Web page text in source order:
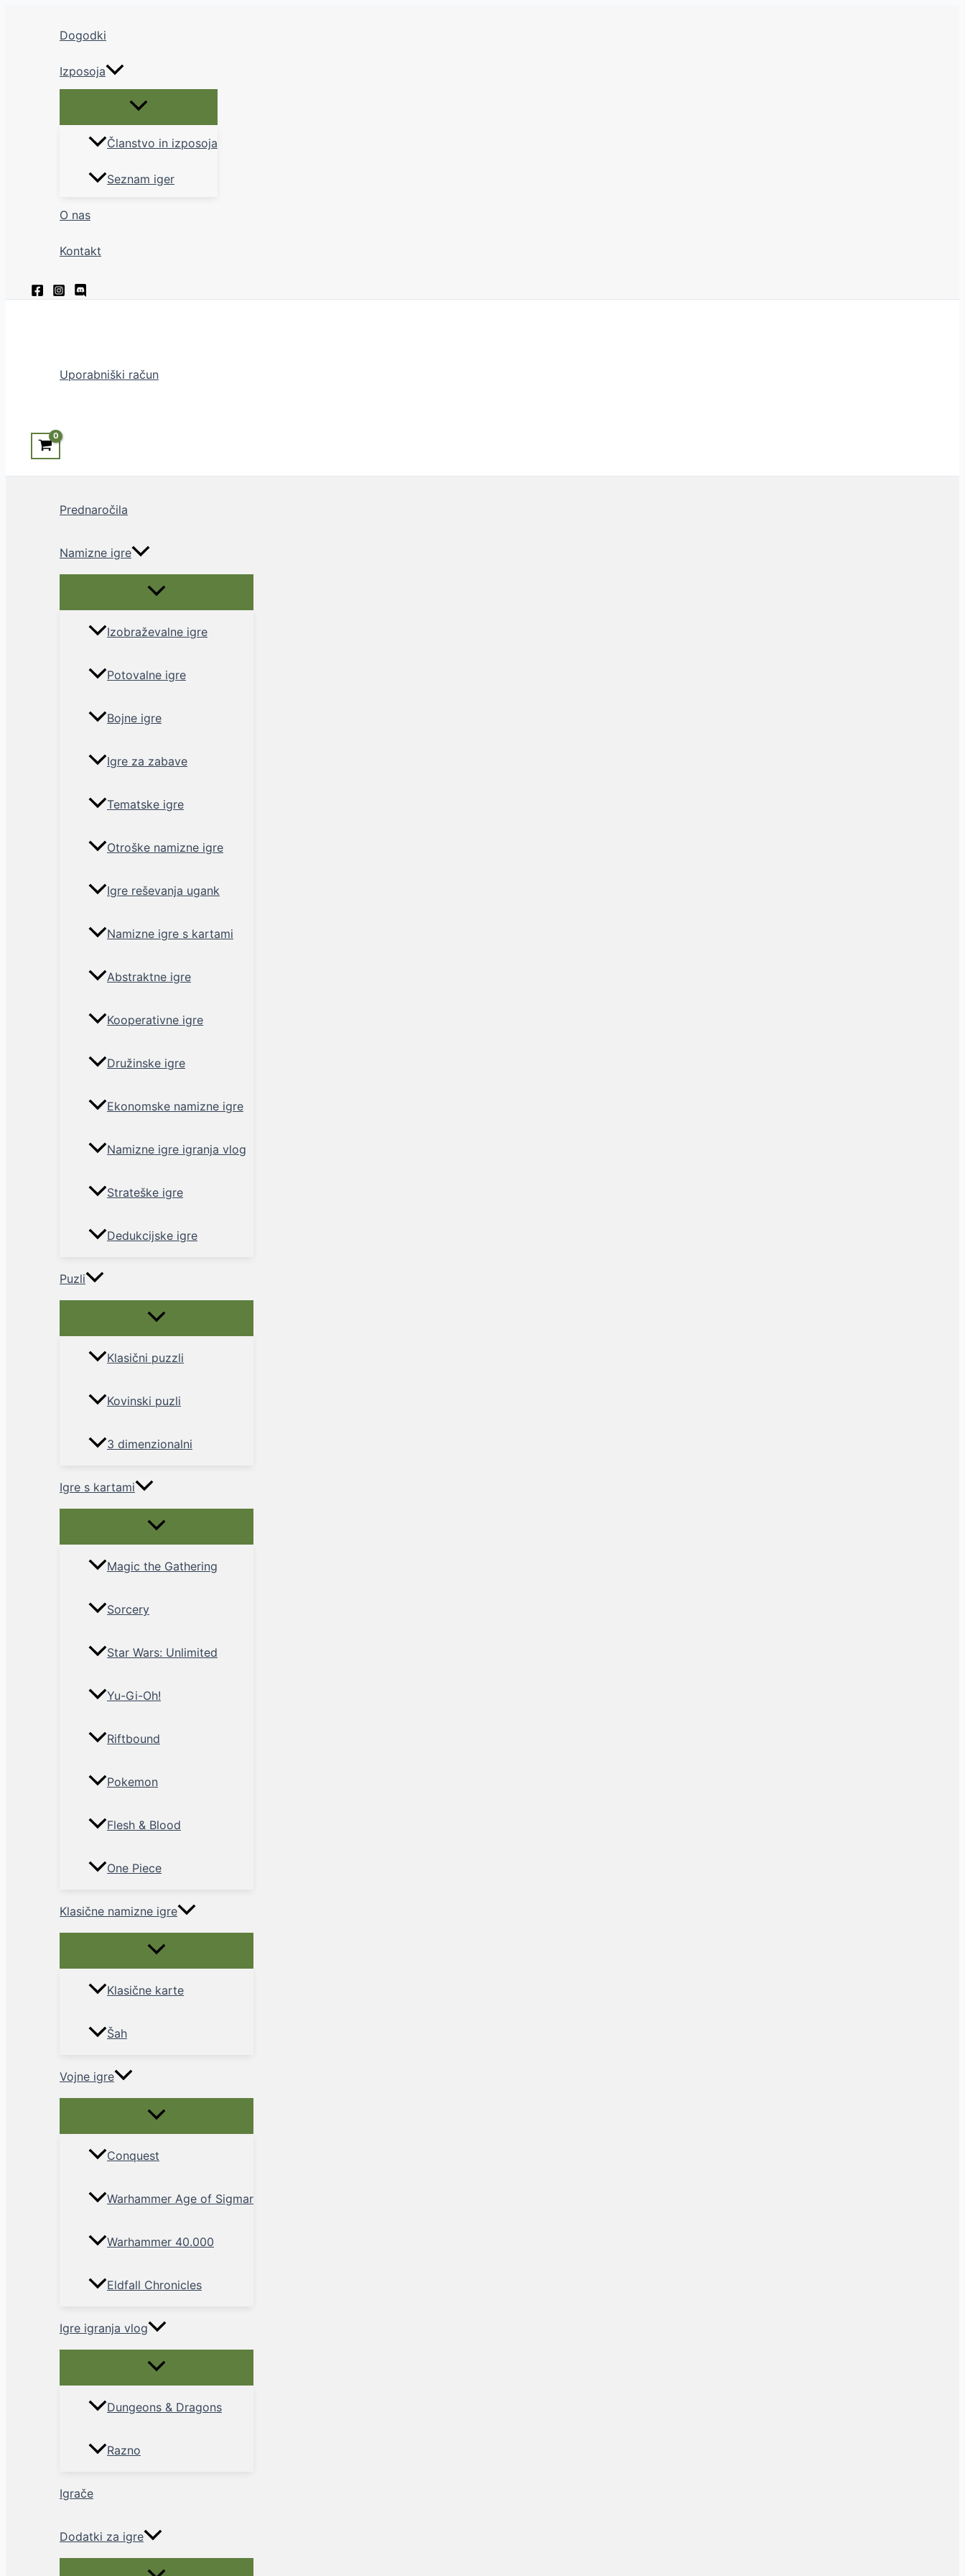
Dogodki
Izposoja
Menu
Članstvo in izposoja
Seznam iger
O nas
Kontakt
Uporabniški račun
Prednaročila
Namizne igre
Menu
Izobraževalne igre
Potovalne igre
Bojne igre
Igre za zabave
Tematske igre
Otroške namizne igre
Igre reševanja ugank
Namizne igre s kartami
Abstraktne igre
Kooperativne igre
Družinske igre
Ekonomske namizne igre
Namizne igre igranja vlog
Strateške igre
Dedukcijske igre
Puzli
Menu
Klasični puzzli
Kovinski puzli
3 dimenzionalni
Igre s kartami
Menu
Magic the Gathering
Sorcery
Star Wars: Unlimited
Yu-Gi-Oh!
Riftbound
Pokemon
Flesh & Blood
One Piece
Klasične namizne igre
Menu
Klasične karte
Šah
Vojne igre
Menu
Conquest
Warhammer Age of Sigmar
Warhammer 40.000
Eldfall Chronicles
Igre igranja vlog
Menu
Dungeons & Dragons
Razno
Igrače
Dodatki za igre